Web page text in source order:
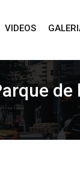
VIDEOS
de